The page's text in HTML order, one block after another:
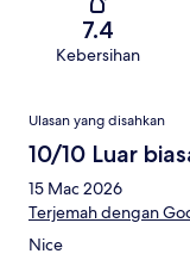
7.4
Kebersihan
Ulasan
Ulasan yang disahkan
10/10 Luar
15 Mac 2026
Terjemah dengan
Nice